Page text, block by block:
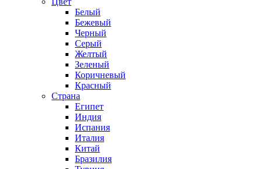
Белый
Бежевый
Черный
Серый
Желтый
Зеленый
Коричневый
Красный
Страна
Египет
Индия
Испания
Италия
Китай
Бразилия